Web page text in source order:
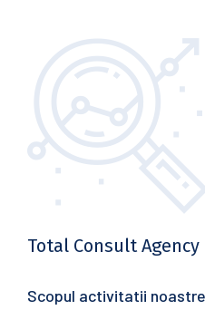
Total Consult Agency
Scopul activitatii